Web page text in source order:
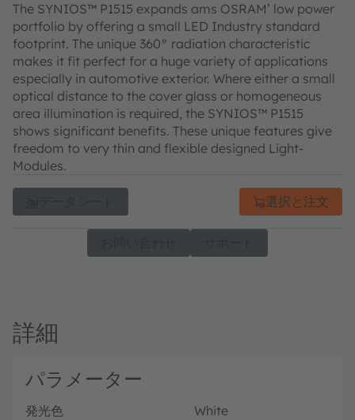
The SYNIOS™ P1515 expands ams OSRAM’ low power
portfolio by offering a small LED Industry standard
footprint. The unique 360° radiation characteristic
makes it fit perfect for a huge variety of applications
especially in automotive exterior. Where either a small
optical distance to the cover glass or homogeneous
area illumination is required, the SYNIOS™ P1515
shows significant benefits. These unique features give
freedom to very thin and flexible designed Light-
Modules.
選択と注文
詳細
パラメーター
発光色 White